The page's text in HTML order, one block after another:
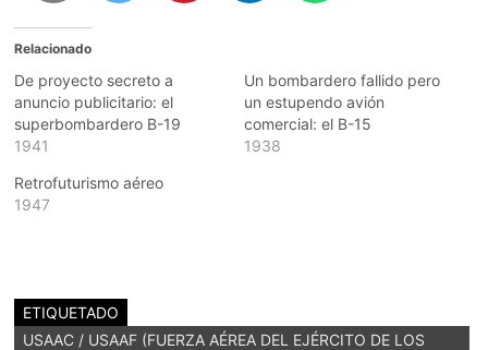
Relacionado
De proyecto secreto a
anuncio publicitario: el
superbombardero B-19
1941
Un bombardero fallido pero
un estupendo avión
comercial: el B-15
1938
Retrofuturismo aéreo
1947
ETIQUETADO
USAAC / USAAF (FUERZA AÉREA DEL EJÉRCITO DE LOS